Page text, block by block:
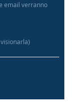
email verranno